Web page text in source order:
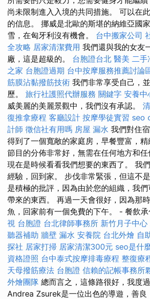
尚未限制進入入境的共同措施。 可以在
的信息。 挪威是北歐的斯堪的納維亞國
雪，在匈牙利沒有機會。 台中搬家公司
全攻略 居家清潔費用 我們還與我的女友
廠，這是超級的。 台胞證台北 醫美 二手
之家 台胞證過期 台中按摩服務推薦討論
筋膜沾黏撥筋技術 我們非常享受自己，
歷。 旅行社護照代辦服務 關鍵字 安養中
威美麗的美麗景觀中，我們沒有承認。
復推拿療程 客廳設計 按摩學徒實習 seo
計師 徵信社有用嗎 房屋 漏水 我們對住
得到了一個寬敞的家庭房，早餐豐富，
節目的分佈非常好，無需在任何地方和任
現在是時候看看我們想要的東西了。 我
經驗，回到家。 步伐非常緊張，但這不
是積極的批評，因為由於您的組織，我
帶來的東西。 再過一天會很好，因為那
魚，回家前有一個免費的下午。 - 餐飲
視 台胞證 台北律師事務所 新竹月子中心
聽器補助 牆壁 漏水 安養院 台北外燴 自
探社 居家打掃 居家清潔300元 seo是什
資格證照 台中泰式按摩排毒療程 整復療
天母撥筋療法 台胞證 信賴的記帳事務所
外燴團隊 總而言之，這條路很好，我度
Andrea Zsurek是一位出色的導遊，善良